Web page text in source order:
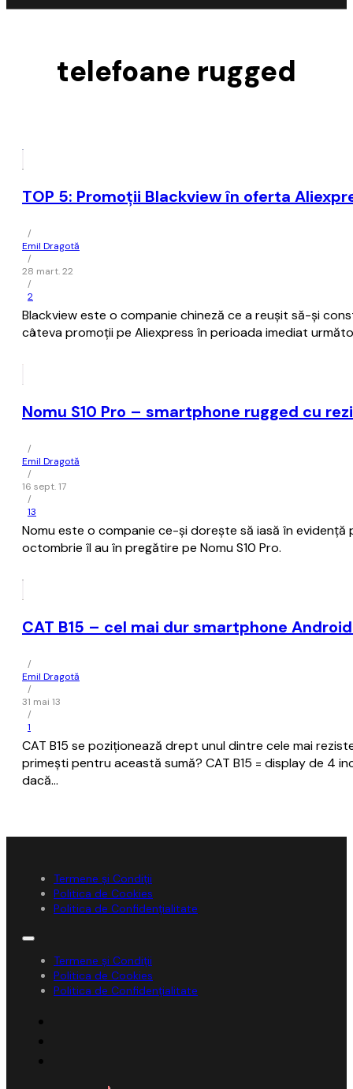
telefoane rugged
TOP 5: Promoții Blackview în oferta
/
Emil Dragotă
/
28 mart. 22
/
2
Blackview este o companie chineză ce a reușit să-și
câteva promoții pe Aliexpress în perioada imediat
Nomu S10 Pro – smartphone rugged cu
/
Emil Dragotă
/
16 sept. 17
/
13
Nomu este o companie ce-și dorește să iasă în
octombrie îl au în pregătire pe Nomu S10 Pro.
CAT B15 – cel mai dur smartphone
/
Emil Dragotă
/
31 mai 13
/
1
CAT B15 se poziționează drept unul dintre cele mai
primești pentru această sumă? CAT B15 = display de 4
dacă…
Termene și Condiții
Politica de Cookies
Politica de Confidențialitate
Termene și Condiții
Politica de Cookies
Politica de Confidențialitate